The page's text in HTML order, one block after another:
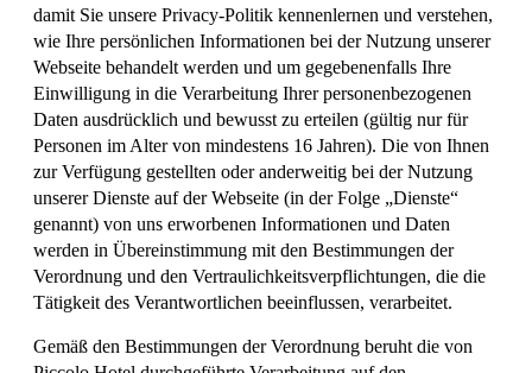
damit Sie unsere Privacy-Politik kennenlernen und verstehen,
wie Ihre persönlichen Informationen bei der Nutzung unserer
Webseite behandelt werden und um gegebenenfalls Ihre
Einwilligung in die Verarbeitung Ihrer personenbezogenen
Daten ausdrücklich und bewusst zu erteilen (gültig nur für
Personen im Alter von mindestens 16 Jahren). Die von Ihnen
zur Verfügung gestellten oder anderweitig bei der Nutzung
unserer Dienste auf der Webseite (in der Folge „Dienste“
genannt) von uns erworbenen Informationen und Daten
werden in Übereinstimmung mit den Bestimmungen der
Verordnung und den Vertraulichkeitsverpflichtungen, die die
Tätigkeit des Verantwortlichen beeinflussen, verarbeitet.
Gemäß den Bestimmungen der Verordnung beruht die von